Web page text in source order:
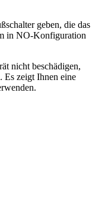
geben, die das
in NO-Konfiguration
nicht beschädigen,
Es zeigt Ihnen eine